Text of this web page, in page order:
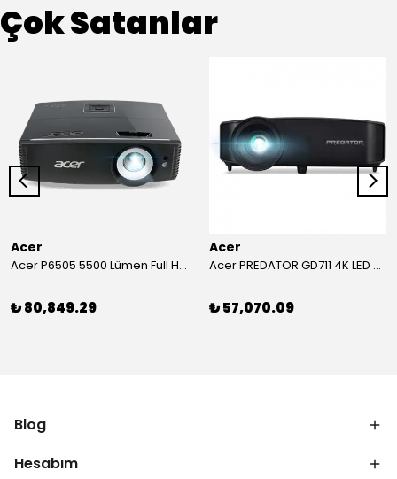
Çok Satanlar
Acer
Acer P6505 5500 Lümen Full HD Toplantı Odası Projeksiyonu
₺ 80,849.29
Acer
Acer PREDATOR GD711 4K LED Projeksiyon
₺ 57,070.09
Blog
Hesabım